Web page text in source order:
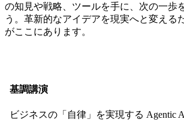
の知見や戦略、ツールを手に、次の一歩
う。革新的なアイデアを現実へと変える
がここにあります。
基調講演
ビジネスの「自律」を実現する Agentic